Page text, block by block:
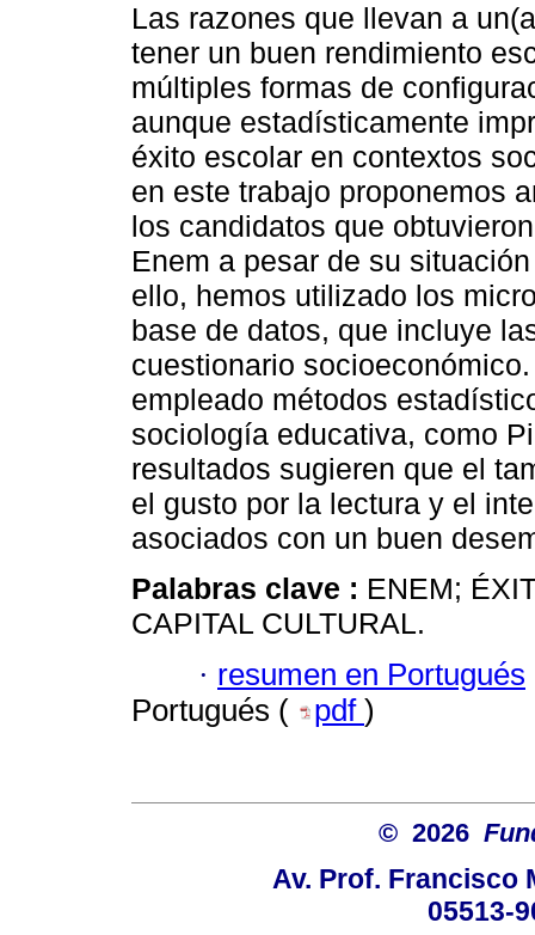
Las razones que llevan a
tener un buen rendimiento
múltiples formas de
aunque estadísticamente
éxito escolar en contextos
en este trabajo proponemos
los candidatos que
Enem a pesar de su
ello, hemos utilizado los
base de datos, que incluye
cuestionario
empleado métodos
sociología educativa, como
resultados sugieren que el
el gusto por la lectura y el
asociados con un buen
Palabras clave : ENEM;
CAPITAL CULTURAL.
· resumen en Portugués
Portugués (
pdf )
© 2026
Av. Prof. Francisco
05513-